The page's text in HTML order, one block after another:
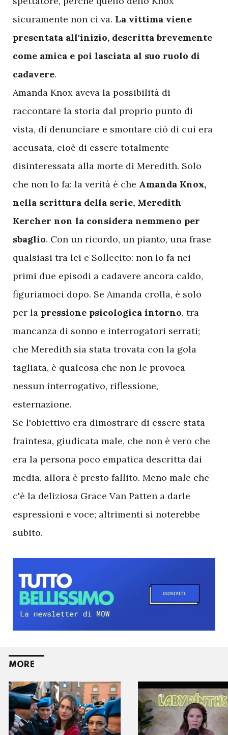
sicuramente non ci va. La vittima viene
presentata all'inizio, descritta brevemente
come amica e poi lasciata al suo ruolo di
cadavere.
Amanda Knox aveva la possibilità di
raccontare la storia dal proprio punto di
vista, di denunciare e smontare ciò di cui era
accusata, cioè di essere totalmente
disinteressata alla morte di Meredith. Solo
che non lo fa: la verità è che Amanda Knox,
nella scrittura della serie, Meredith
Kercher non la considera nemmeno per
sbaglio. Con un ricordo, un pianto, una frase
qualsiasi tra lei e Sollecito: non lo fa nei
primi due episodi a cadavere ancora caldo,
figuriamoci dopo. Se Amanda crolla, è solo
per la pressione psicologica intorno, tra
mancanza di sonno e interrogatori serrati;
che Meredith sia stata trovata con la gola
tagliata, è qualcosa che non le provoca
nessun interrogativo, riflessione,
esternazione.
Se l'obiettivo era dimostrare di essere stata
fraintesa, giudicata male, che non è vero che
era la persona poco empatica descritta dai
media, allora è presto fallito. Meno male che
c'è la deliziosa Grace Van Patten a darle
espressioni e voce; altrimenti si noterebbe
subito.
MORE